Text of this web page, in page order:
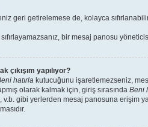
geri getirelemese de, kolayca
bir mesaj panosu
çıkışım yapılıyor?
hatırla kutucuğunu işaretlemezseniz,
olarak kalmak için, giriş sırasında Beni
gibi yerlerden mesaj panosuna erişim